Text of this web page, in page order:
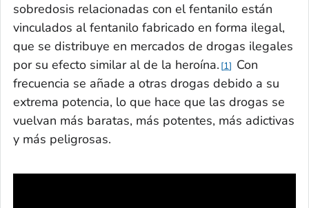
sobredosis relacionadas con el fentanilo están
vinculados al fentanilo fabricado en forma ilegal,
que se distribuye en mercados de drogas ilegales
por su efecto similar al de la heroína. 1
Con
frecuencia se añade a otras drogas debido a su
extrema potencia, lo que hace que las drogas se
vuelvan más baratas, más potentes, más adictivas
y más peligrosas.